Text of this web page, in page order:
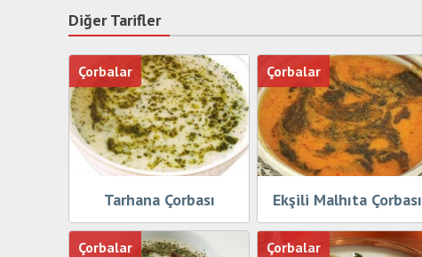
Diğer Tarifler
Tarhana Çorbası
Çorbalar
Ekşili Malhıta Çorbası
Çorbalar
Çorbalar Çorbalar